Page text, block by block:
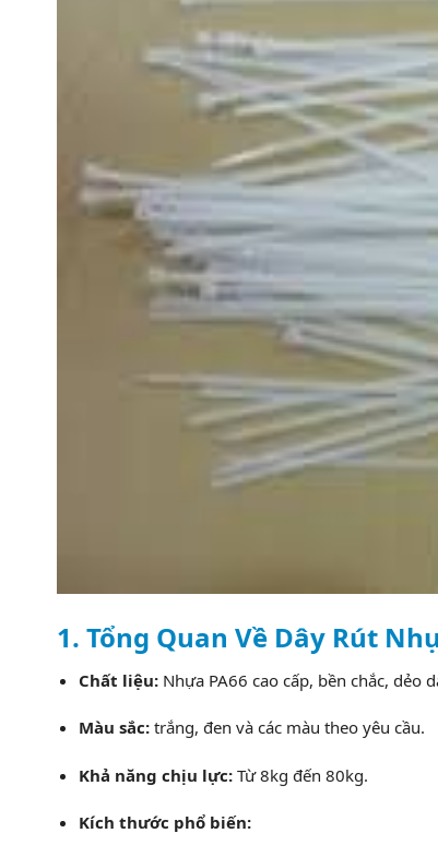
1. Tổng Quan Về Dây Rút
Chất liệu:Nhựa PA66 cao cấp, bền chắc, dẻo
Màu sắc:trắng, đen và các màu theo yêu cầu.
Khả năng chịu lực:Từ 8kg đến 80kg.
Kích thước phổ biến: